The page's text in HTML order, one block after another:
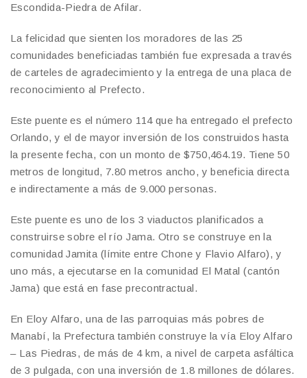
Escondida-Piedra de Afilar.
La felicidad que sienten los moradores de las 25
comunidades beneficiadas también fue expresada a través
de carteles de agradecimiento y la entrega de una placa de
reconocimiento al Prefecto.
Este puente es el número 114 que ha entregado el prefecto
Orlando, y el de mayor inversión de los construidos hasta
la presente fecha, con un monto de $750,464.19. Tiene 50
metros de longitud, 7.80 metros ancho, y beneficia directa
e indirectamente a más de 9.000 personas.
Este puente es uno de los 3 viaductos planificados a
construirse sobre el río Jama. Otro se construye en la
comunidad Jamita (límite entre Chone y Flavio Alfaro), y
uno más, a ejecutarse en la comunidad El Matal (cantón
Jama) que está en fase precontractual.
En Eloy Alfaro, una de las parroquias más pobres de
Manabí, la Prefectura también construye la vía Eloy Alfaro
– Las Piedras, de más de 4 km, a nivel de carpeta asfáltica
de 3 pulgada, con una inversión de 1.8 millones de dólares.